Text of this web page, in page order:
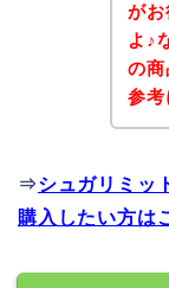
がお
よ♪
の
参考
⇒シュガリミッ
購入したい方は